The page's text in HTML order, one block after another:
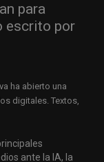
para
escrito por
ha abierto una
digitales. Textos,
ante la IA, la